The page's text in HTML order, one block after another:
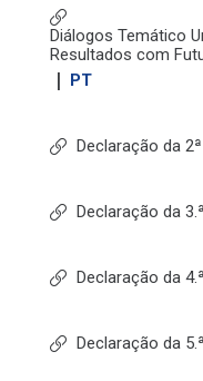
Diálogos Temático
Resultados com
| PT
Declaração da
Declaração da
Declaração da
Declaração da